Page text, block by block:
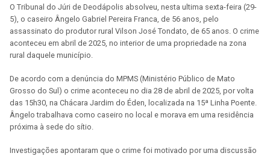
O Tribunal do Júri de Deodápolis absolveu, nesta ultima sexta-feira (29-
5), o caseiro Ângelo Gabriel Pereira Franca, de 56 anos, pelo
assassinato do produtor rural Vilson José Tondato, de 65 anos. O crime
aconteceu em abril de 2025, no interior de uma propriedade na zona
rural daquele município.
De acordo com a denúncia do MPMS (Ministério Público de Mato
Grosso do Sul) o crime aconteceu no dia 28 de abril de 2025, por volta
das 15h30, na Chácara Jardim do Éden, localizada na 15ª Linha Poente.
Ângelo trabalhava como caseiro no local e morava em uma residência
próxima à sede do sítio.
Investigações apontaram que o crime foi motivado por uma discussão